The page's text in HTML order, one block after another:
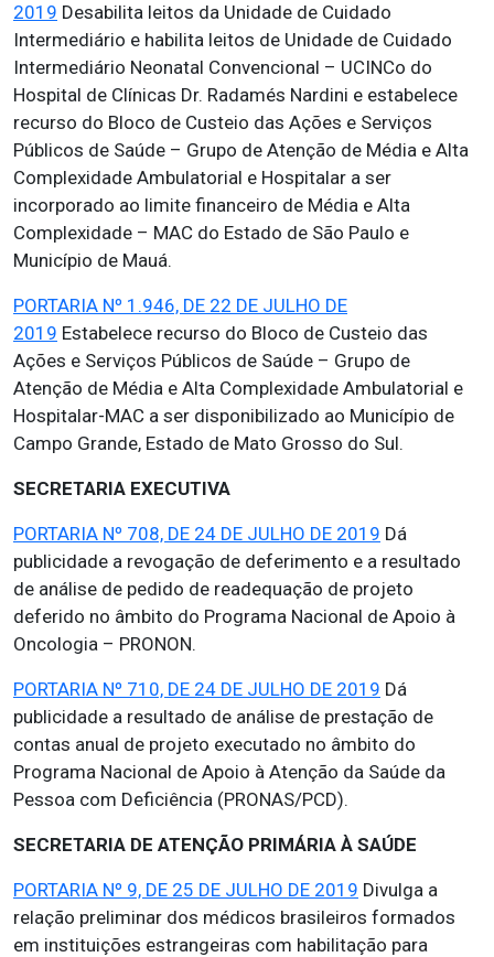
2019 Desabilita leitos da Unidade de Cuidado
Intermediário e habilita leitos de Unidade de Cuidado
Intermediário Neonatal Convencional – UCINCo do
Hospital de Clínicas Dr. Radamés Nardini e estabelece
recurso do Bloco de Custeio das Ações e Serviços
Públicos de Saúde – Grupo de Atenção de Média e Alta
Complexidade Ambulatorial e Hospitalar a ser
incorporado ao limite financeiro de Média e Alta
Complexidade – MAC do Estado de São Paulo e
Município de Mauá.
PORTARIA Nº 1.946, DE 22 DE JULHO DE
2019 Estabelece recurso do Bloco de Custeio das
Ações e Serviços Públicos de Saúde – Grupo de
Atenção de Média e Alta Complexidade Ambulatorial e
Hospitalar-MAC a ser disponibilizado ao Município de
Campo Grande, Estado de Mato Grosso do Sul.
SECRETARIA EXECUTIVA
PORTARIA Nº 708, DE 24 DE JULHO DE 2019 Dá
publicidade a revogação de deferimento e a resultado
de análise de pedido de readequação de projeto
deferido no âmbito do Programa Nacional de Apoio à
Oncologia – PRONON.
PORTARIA Nº 710, DE 24 DE JULHO DE 2019 Dá
publicidade a resultado de análise de prestação de
contas anual de projeto executado no âmbito do
Programa Nacional de Apoio à Atenção da Saúde da
Pessoa com Deficiência (PRONAS/PCD).
SECRETARIA DE ATENÇÃO PRIMÁRIA À SAÚDE
PORTARIA Nº 9, DE 25 DE JULHO DE 2019 Divulga a
relação preliminar dos médicos brasileiros formados
em instituições estrangeiras com habilitação para